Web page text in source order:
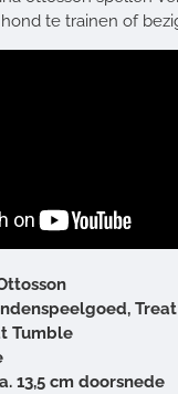
te trainen of
Tumble
13,5 cm doorsnede